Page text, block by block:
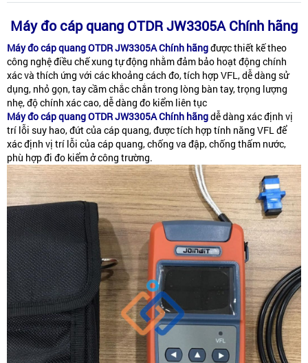
Máy đo cáp quang OTDR JW3305A Chính hãng
Máy đo cáp quang OTDR JW3305A Chính hãngđược thiết kế theo
công nghệ điều chế xung tự động nhằm đảm bảo hoạt động chính
xác và thích ứng với các khoảng cách đo, tích hợp VFL, dễ dàng sử
dụng, nhỏ gọn, tay cầm chắc chắn trong lòng bàn tay, trọng lượng
nhẹ, độ chính xác cao, dễ dàng đo kiểm liên tục
Máy đo cáp quang OTDR JW3305A Chính hãngdễ dàng xác định vị
trí lỗi suy hao, đứt của cáp quang, được tích hợp tính năng VFL để
xác định vị trí lỗi của cáp quang, chống va đập, chống thấm nước,
phù hợp đi đo kiểm ở công trường.